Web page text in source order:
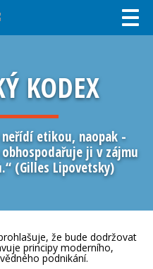
KODEX
etikou, naopak -
ji v zájmu
(Gilles Lipovetsky)
že bude dodržovat
principy moderního,
podnikání.